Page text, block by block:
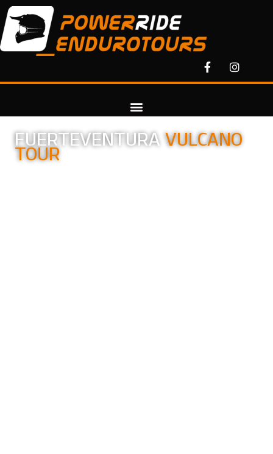
FUERTEVENTURA VULCANO
TOUR